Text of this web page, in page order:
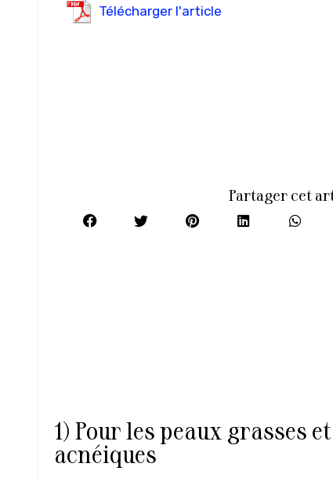
Télécharger l'article
Partager cet
1) Pour les peaux grasses
acnéiques